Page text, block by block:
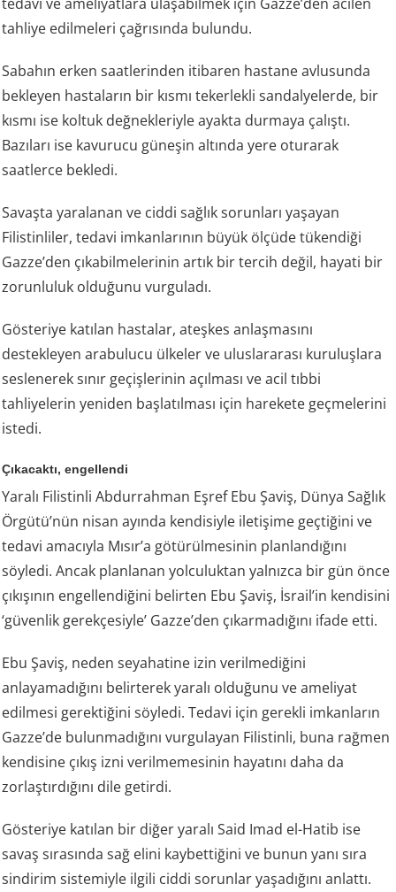
tahliye edilmeleri çağrısında bulundu.
Sabahın erken saatlerinden itibaren hastane avlusunda
bekleyen hastaların bir kısmı tekerlekli sandalyelerde, bir
kısmı ise koltuk değnekleriyle ayakta durmaya çalıştı.
Bazıları ise kavurucu güneşin altında yere oturarak
saatlerce bekledi.
Savaşta yaralanan ve ciddi sağlık sorunları yaşayan
Filistinliler, tedavi imkanlarının büyük ölçüde tükendiği
Gazze’den çıkabilmelerinin artık bir tercih değil, hayati bir
zorunluluk olduğunu vurguladı.
Gösteriye katılan hastalar, ateşkes anlaşmasını
destekleyen arabulucu ülkeler ve uluslararası kuruluşlara
seslenerek sınır geçişlerinin açılması ve acil tıbbi
tahliyelerin yeniden başlatılması için harekete geçmelerini
istedi.
Çıkacaktı, engellendi
Yaralı Filistinli Abdurrahman Eşref Ebu Şaviş, Dünya Sağlık
Örgütü’nün nisan ayında kendisiyle iletişime geçtiğini ve
tedavi amacıyla Mısır’a götürülmesinin planlandığını
söyledi. Ancak planlanan yolculuktan yalnızca bir gün önce
çıkışının engellendiğini belirten Ebu Şaviş, İsrail’in kendisini
‘güvenlik gerekçesiyle’ Gazze’den çıkarmadığını ifade etti.
Ebu Şaviş, neden seyahatine izin verilmediğini
anlayamadığını belirterek yaralı olduğunu ve ameliyat
edilmesi gerektiğini söyledi. Tedavi için gerekli imkanların
Gazze’de bulunmadığını vurgulayan Filistinli, buna rağmen
kendisine çıkış izni verilmemesinin hayatını daha da
zorlaştırdığını dile getirdi.
Gösteriye katılan bir diğer yaralı Said Imad el-Hatib ise
savaş sırasında sağ elini kaybettiğini ve bunun yanı sıra
sindirim sistemiyle ilgili ciddi sorunlar yaşadığını anlattı.